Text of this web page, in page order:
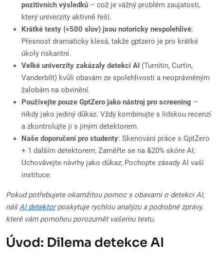
pozitivních výsledků – což je vážný problém zaujatosti,
který univerzity aktivně řeší.
Krátké texty (<500 slov) jsou notoricky nespolehlivé;
Přesnost dramaticky klesá, takže gptzero je pro krátké
úkoly riskantní.
Velké univerzity zakázaly detekci AI (Turnitin, Curtin,
Vanderbilt) kvůli obavám ze spolehlivosti a neoprávněným
žalobám na obvinění.
Používejte pouze GptZero jako nástroj pro screening –
nikdy jako jediný důkaz. Vždy kombinujte s lidskou recenzí
a zkontrolujte ji s jiným detektorem.
Naše doporučení pro studenty: Skenování práce s GptZero
+ 1 dalším detektorem; Zaměřte se na &20% skóre AI;
Uchovávejte návrhy jako důkaz; Pochopte zásady AI vaší
instituce.
Pokud potřebujete okamžitou pomoc s obavami o detekci AI,
nášAI detektorposkytuje rychlou analýzu a podrobné zprávy,
které vám pomohou porozumět vašemu textu.
Úvod: Dilema detekce AI